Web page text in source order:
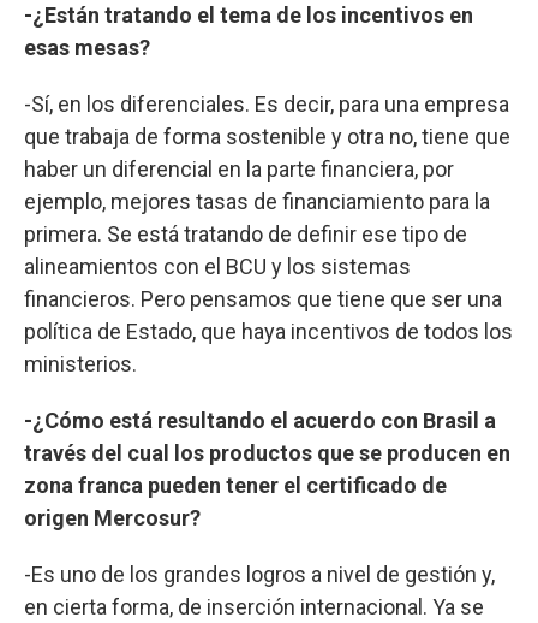
-¿Están tratando el tema de los incentivos en
esas mesas?
-Sí, en los diferenciales. Es decir, para una empresa
que trabaja de forma sostenible y otra no, tiene que
haber un diferencial en la parte financiera, por
ejemplo, mejores tasas de financiamiento para la
primera. Se está tratando de definir ese tipo de
alineamientos con el BCU y los sistemas
financieros. Pero pensamos que tiene que ser una
política de Estado, que haya incentivos de todos los
ministerios.
-¿Cómo está resultando el acuerdo con Brasil a
través del cual los productos que se producen en
zona franca pueden tener el certificado de
origen Mercosur?
-Es uno de los grandes logros a nivel de gestión y,
en cierta forma, de inserción internacional. Ya se